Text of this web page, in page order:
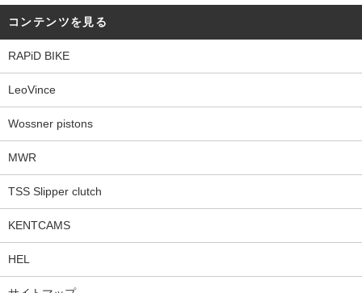
コンテンツを見る
RAPiD BIKE
LeoVince
Wossner pistons
MWR
TSS Slipper clutch
KENTCAMS
HEL